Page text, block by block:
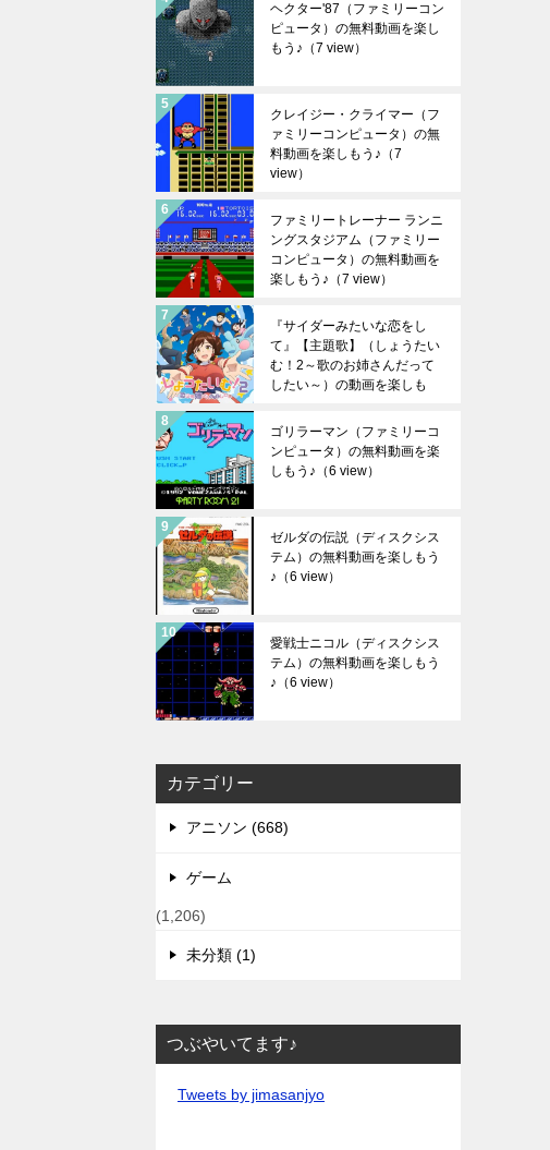
ヘクター'87（ファミリーコン
ピュータ）の無料動画を楽し
もう♪ （7 view）
クレイジー・クライマー（フ
ァミリーコンピュータ）の無
料動画を楽しもう♪ （7
view）
ファミリートレーナー ランニ
ングスタジアム（ファミリー
コンピュータ）の無料動画を
楽しもう♪ （7 view）
『サイダーみたいな恋をし
て』【主題歌】（しょうたい
む！2～歌のお姉さんだって
したい～）の動画を楽しも
ゴリラーマン（ファミリーコ
ンピュータ）の無料動画を楽
しもう♪ （6 view）
ゼルダの伝説（ディスクシス
テム）の無料動画を楽しもう
♪ （6 view）
愛戦士ニコル（ディスクシス
テム）の無料動画を楽しもう
♪ （6 view）
カテゴリー
アニソン (668)
ゲーム
(1,206)
未分類 (1)
つぶやいてます♪
Tweets by jimasanjyo